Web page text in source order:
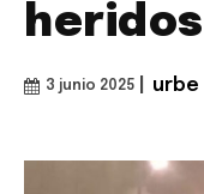
heridos
3 junio 2025 urbe